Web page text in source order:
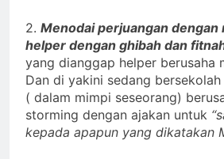
2. Menodai perjuangan dengan
helper dengan ghibah dan
yang dianggap helper berusaha
Dan di yakini sedang
( dalam mimpi seseorang)
storming dengan ajakan untuk
kepada apapun yang dikatakan